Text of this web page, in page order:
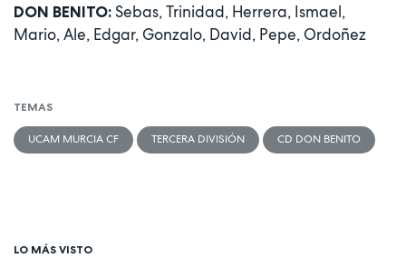
DON BENITO: Sebas, Trinidad, Herrera, Ismael,
Mario, Ale, Edgar, Gonzalo, David, Pepe, Ordoñez
TEMAS
UCAM MURCIA CF TERCERA DIVISIÓN CD DON BENITO
LO MÁS VISTO